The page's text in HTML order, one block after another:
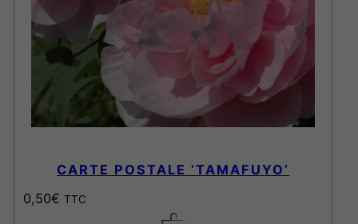
CARTE POSTALE ‘TAMAFUYO’
0,50€ TTC